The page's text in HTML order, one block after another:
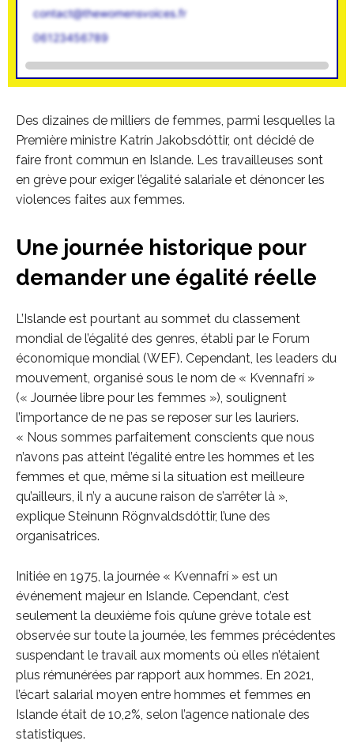
contact@thewomensvoices.fr
06123456789
Des dizaines de milliers de femmes, parmi lesquelles la
Première ministre Katrín Jakobsdóttir, ont décidé de
faire front commun en Islande. Les travailleuses sont
en grève pour exiger l’égalité salariale et dénoncer les
violences faites aux femmes.
Une journée historique pour
demander une égalité réelle
L’Islande est pourtant au sommet du classement
mondial de l’égalité des genres, établi par le Forum
économique mondial (WEF). Cependant, les leaders du
mouvement, organisé sous le nom de « Kvennafrí »
(« Journée libre pour les femmes »), soulignent
l’importance de ne pas se reposer sur les lauriers.
« Nous sommes parfaitement conscients que nous
n’avons pas atteint l’égalité entre les hommes et les
femmes et que, même si la situation est meilleure
qu’ailleurs, il n’y a aucune raison de s’arrêter là »,
explique Steinunn Rögnvaldsdóttir, l’une des
organisatrices.
Initiée en 1975, la journée « Kvennafrí » est un
événement majeur en Islande. Cependant, c’est
seulement la deuxième fois qu’une grève totale est
observée sur toute la journée, les femmes précédentes
suspendant le travail aux moments où elles n’étaient
plus rémunérées par rapport aux hommes. En 2021,
l’écart salarial moyen entre hommes et femmes en
Islande était de 10,2%, selon l’agence nationale des
statistiques.